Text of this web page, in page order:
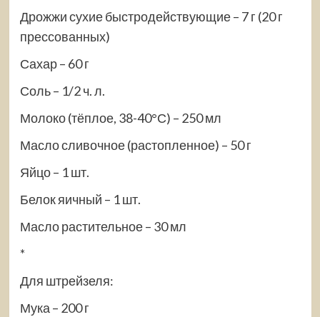
Дрожжи сухие быстродействующие – 7 г (20 г
прессованных)
Сахар – 60 г
Соль – 1/2 ч. л.
Молоко (тёплое, 38-40°С) – 250 мл
Масло сливочное(растопленное) – 50 г
Яйцо – 1 шт.
Белок яичный – 1 шт.
Масло растительное – 30 мл
*
Для штрейзеля:
Мука – 200 г